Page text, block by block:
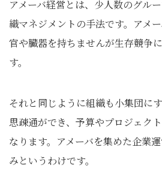
アメーバ経営とは、少人数のグル
織マネジメントの手法です。アメ
官や臓器を持ちませんが生存競争
す。
それと同じように組織も小集団に
思疎通ができ、予算やプロジェク
なります。アメーバを集めた企業
みというわけです。